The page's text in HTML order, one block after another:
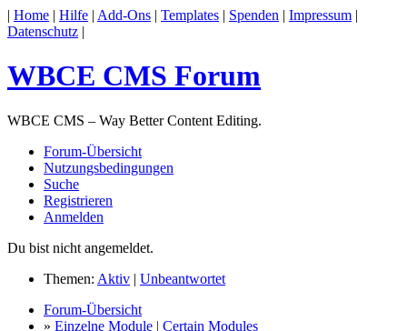
| Home | Hilfe | Add-Ons | Templates | Spenden | Impressum |
Datenschutz |
WBCE CMS Forum
WBCE CMS – Way Better Content Editing.
Forum-Übersicht
Nutzungsbedingungen
Suche
Registrieren
Anmelden
Du bist nicht angemeldet.
Themen: Aktiv | Unbeantwortet
Forum-Übersicht
» Einzelne Module | Certain Modules